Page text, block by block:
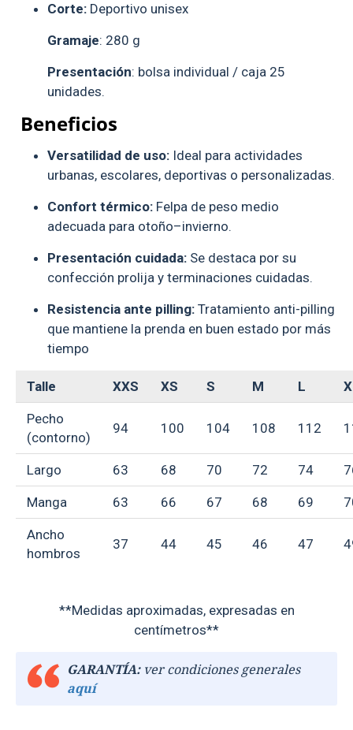
Corte: Deportivo unisex
Gramaje: 280 g
Presentación: bolsa individual / caja 25
unidades.
Beneficios
Versatilidad de uso: Ideal para actividades
urbanas, escolares, deportivas o personalizadas.
Confort térmico: Felpa de peso medio
adecuada para otoño–invierno.
Presentación cuidada: Se destaca por su
confección prolija y terminaciones cuidadas.
Resistencia ante pilling: Tratamiento anti-pilling
que mantiene la prenda en buen estado por más
tiempo
Talle XXS XS S M L
Pecho
(contorno)
94 100 104 108 112
Largo 63 68 70 72 74
Manga 63 66 67 68 69
Ancho
hombros
37 44 45 46 47
**Medidas aproximadas, expresadas en
centímetros**
GARANTÍA:ver condiciones generales
aquí